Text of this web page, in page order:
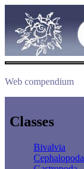
Web compendium
Classes
Bivalvia
Cephalopoda